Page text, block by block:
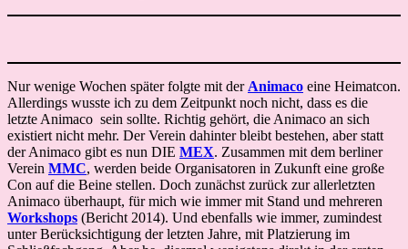
Nur wenige Wochen später folgte mit der Animaco eine Heimatcon.
Allerdings wusste ich zu dem Zeitpunkt noch nicht, dass es die
letzte Animaco sein sollte. Richtig gehört, die Animaco an sich
existiert nicht mehr. Der Verein dahinter bleibt bestehen, aber statt
der Animaco gibt es nun DIE MEX. Zusammen mit dem berliner
Verein MMC, werden beide Organisatoren in Zukunft eine große
Con auf die Beine stellen. Doch zunächst zurück zur allerletzten
Animaco überhaupt, für mich wie immer mit Stand und mehreren
Workshops (Bericht 2014). Und ebenfalls wie immer, zumindest
unter Berücksichtigung der letzten Jahre, mit Platzierung im